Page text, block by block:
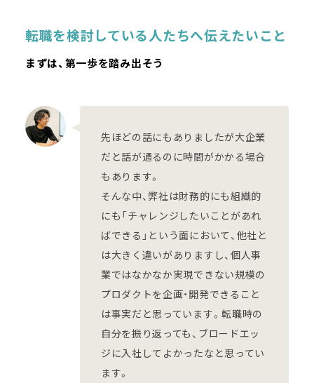
転職を検討している人たちへ伝えたいこと
まずは、第一歩を踏み出そう
先ほどの話にもありましたが大企業
だと話が通るのに時間がかかる場合
もあります。
そんな中、弊社は財務的にも組織的
にも「チャレンジしたいことがあれ
ばできる」という面において、他社と
は大きく違いがありますし、個人事
業ではなかなか実現できない規模の
プロダクトを企画・開発できること
は事実だと思っています。転職時の
自分を振り返っても、ブロードエッ
ジに入社してよかったなと思ってい
ます。